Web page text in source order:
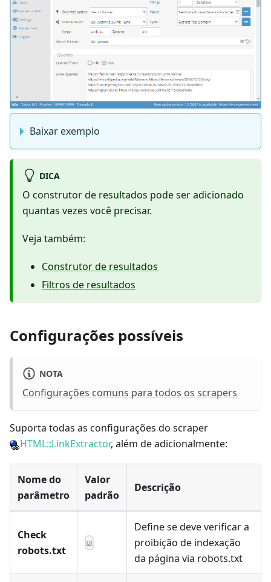
Baixar exemplo
DICA
O construtor de resultados pode ser adicionado
quantas vezes você precisar.
Veja também:
Construtor de resultados
Filtros de resultados
Configurações possíveis
NOTA
Configurações comuns para todos os scrapers
Suporta todas as configurações do scraper
HTML::LinkExtractor, além de adicionalmente:
Nome do
parâmetro
Valor
padrão
Descrição
Check
robots.txt
☑
Define se deve verificar a
proibição de indexação
da página via robots.txt